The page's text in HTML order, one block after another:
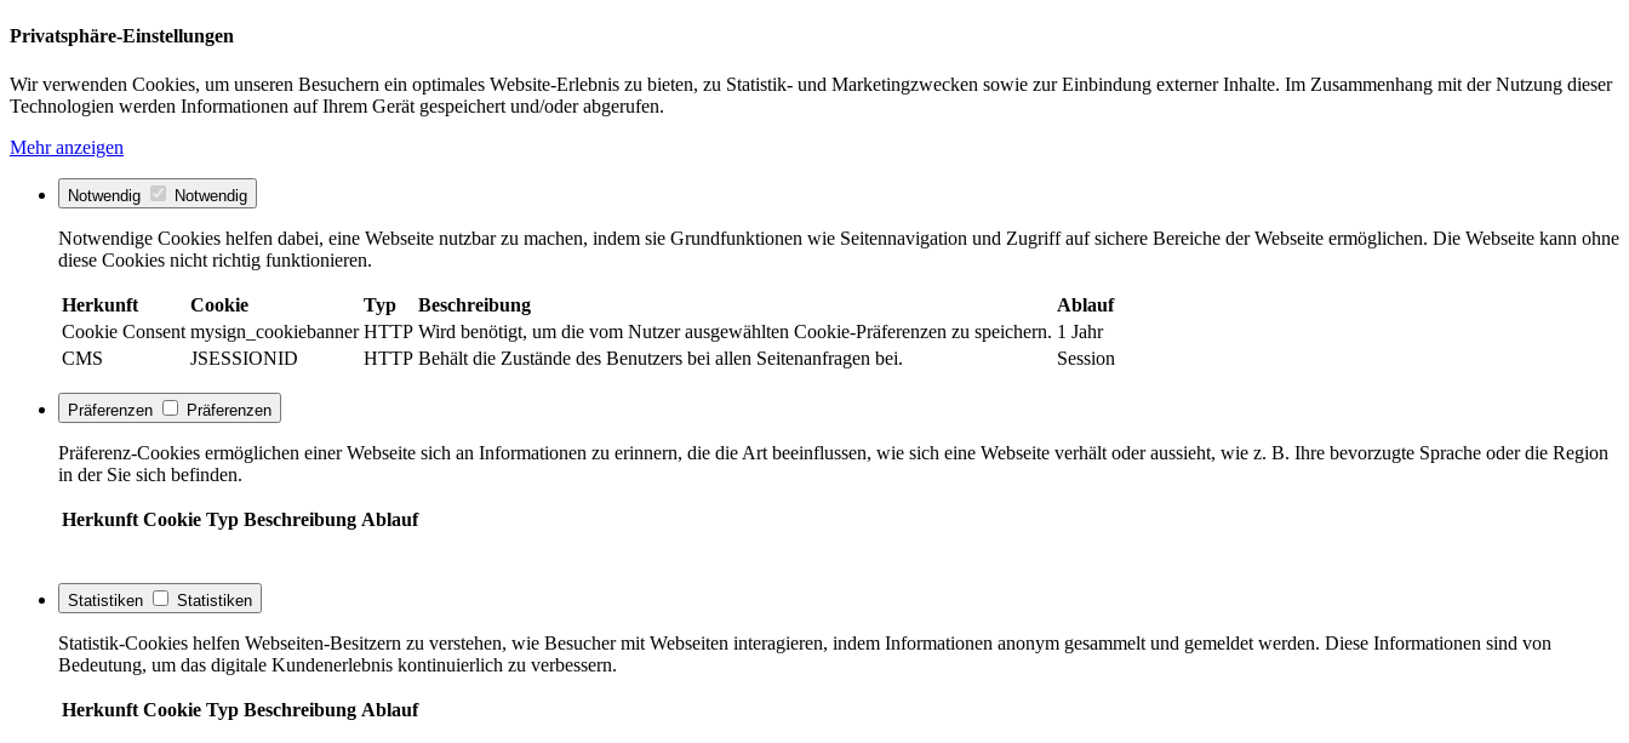
Privatsphäre-Einstellungen
Wir verwenden Cookies, um unseren Besuchern ein optimales Website-Erlebnis zu bieten, zu Statistik- und Marketingzwecken sowie zur Einbindung externer Inhalte. Im Zusammenhang mit der Nutzung dieser
Technologien werden Informationen auf Ihrem Gerät gespeichert und/oder abgerufen.
Mehr anzeigen
Notwendig Notwendig
Notwendige Cookies helfen dabei, eine Webseite nutzbar zu machen, indem sie Grundfunktionen wie Seitennavigation und Zugriff auf sichere Bereiche der Webseite ermöglichen. Die Webseite kann ohne
diese Cookies nicht richtig funktionieren.
Herkunft Cookie Typ Beschreibung
Ablauf
Cookie Consent mysign_cookiebanner HTTP Wird benötigt, um die vom Nutzer ausgewählten Cookie-Präferenzen zu speichern. 1 Jahr
CMS
JSESSIONID HTTP Behält die Zustände des Benutzers bei allen Seitenanfragen bei. Session
Präferenzen Präferenzen
Präferenz-Cookies ermöglichen einer Webseite sich an Informationen zu erinnern, die die Art beeinflussen, wie sich eine Webseite verhält oder aussieht, wie z. B. Ihre bevorzugte Sprache oder die Region
in der Sie sich befinden.
Herkunft Cookie Typ Beschreibung Ablauf
Statistiken Statistiken
Statistik-Cookies helfen Webseiten-Besitzern zu verstehen, wie Besucher mit Webseiten interagieren, indem Informationen anonym gesammelt und gemeldet werden. Diese Informationen sind von
Bedeutung, um das digitale Kundenerlebnis kontinuierlich zu verbessern.
Herkunft Cookie Typ Beschreibung Ablauf